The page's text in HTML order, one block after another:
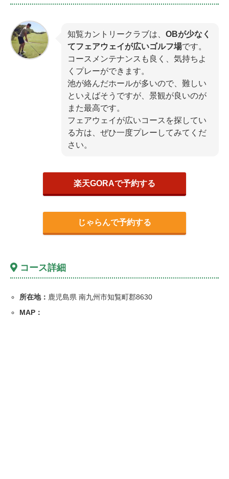
知覧カントリークラブは、 OBが少なく
てフェアウェイが広いゴルフ場です。
コースメンテナンスも良く、気持ちよ
くプレーができます。
池が絡んだホールが多いので、難しい
といえばそうですが、景観が良いのが
また最高です。
フェアウェイが広いコースを探してい
る方は、ぜひ一度プレーしてみてくだ
さい。
楽天GORAで予約する
じゃらんで予約する
コース詳細
所在地： 鹿児島県 南九州市知覧町郡8630
MAP：